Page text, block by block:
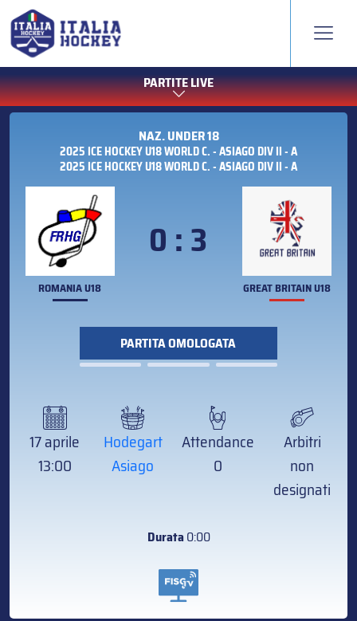
PARTITE LIVE
NAZ. UNDER 18
2025 ICE HOCKEY U18 WORLD C. - ASIAGO DIV II - A
2025 ICE HOCKEY U18 WORLD C. - ASIAGO DIV II - A
ROMANIA U18
0 : 3
GREAT BRITAIN U18
PARTITA OMOLOGATA
17 aprile
13:00
Hodegart
Asiago
Attendance
0
Arbitri
non
designati
Durata0:00